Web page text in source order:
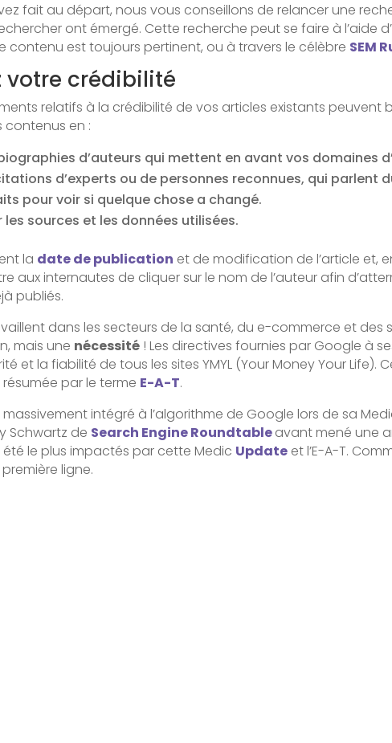
fait au départ, nous vous conseillons de relancer une
ont émergé. Cette recherche peut se faire à l’aide
contenu est toujours pertinent, ou à travers le célèbre SEM
votre crédibilité
relatifs à la crédibilité de vos articles existants peuvent
contenus en :
d’auteurs qui mettent en avant vos domaines
d’experts ou de personnes reconnues, qui parlent
pour voir si quelque chose a changé.
sources et les données utilisées.
la date de publication et de modification de l’article et,
aux internautes de cliquer sur le nom de l’auteur afin
publiés.
dans les secteurs de la santé, du e-commerce et des
mais une nécessité ! Les directives fournies par Google à
et la fiabilité de tous les sites YMYL (Your Money Your
par le terme E-A-T.
intégré à l’algorithme de Google lors de sa
Schwartz de Search Engine Roundtableavant mené une
le plus impactés par cette Medic Update et l’E-A-T.
ligne.